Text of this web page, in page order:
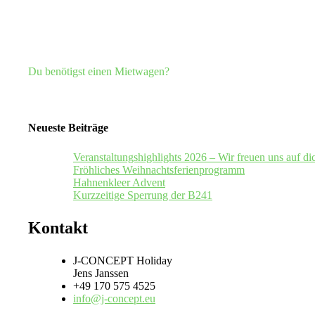
Du benötigst einen Mietwagen?
Neueste Beiträge
Veranstaltungshighlights 2026 – Wir freuen uns auf
Fröhliches Weihnachtsferienprogramm
Hahnenkleer Advent
Kurzzeitige Sperrung der B241
Kontakt
J-CONCEPT Holiday
Jens Janssen
+49 170 575 4525
info@j-concept.eu